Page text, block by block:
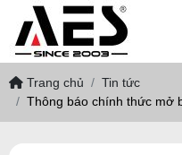
Trang chủ
Tin tức
Thông báo chính thức mở